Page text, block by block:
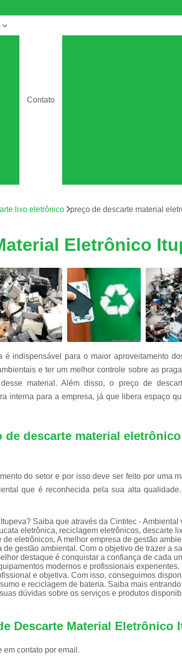
Contato
Descarte
Destruição de
Destruição de
Destruição de
Destruição de Fita Magnética
Destruição de
Destruição Documentos
Destruição
Destruir Documentos
Equipamentos de Informática
Empresas Logística
Logística Reversa
Logística Reversa
Logística Reversa
Logística Reversa
lixo eletrônico preço de descarte material
Eletrônico
indispensável para o maior aproveitamento
e ter um melhor controle sobre as
material. Além disso, o preço de
interna para a empresa, já que libera espaço
descarte material eletrônico
do setor e por isso deve ser feito por uma
que é reconhecida pela sua alta
Saiba que através da Cintitec - Ambiental
eletrônica, reciclagem eletrônicos, descarte
eletrônicos, A melhor empresa de gestão
gestão ambiental. Com o objetivo de trazer a
destaque é conquistar a confiança de cada
modernos e profissionais experientes.
e objetiva. Com isso, conseguimos
e reciclagem de bateria. Saiba mais
dúvidas sobre os serviços e produtos
Descarte Material Eletrônico
em contato por email.